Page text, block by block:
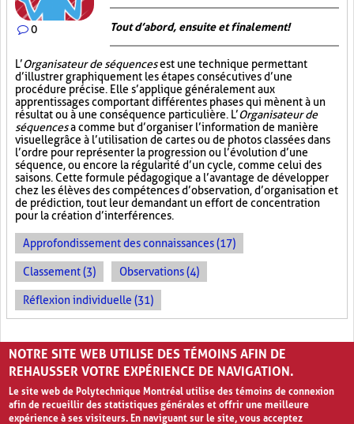
0 Tout d’abord, ensuite et finalement!
L’Organisateur de séquencesest une technique permettant
d’illustrer graphiquement les étapes consécutives d’une
procédure précise. Elle s’applique généralement aux
apprentissages comportant différentes phases qui mènent à un
résultat ou à une conséquence particulière. L’Organisateur de
séquencesa comme but d’organiser l’information de manière
visuellegrâce à l’utilisation de cartes ou de photos classées dans
l’ordre pour représenter la progression ou l’évolution d’une
séquence, ou encore la régularité d’un cycle, comme celui des
saisons. Cette formule pédagogique a l’avantage de développer
chez les élèves des compétences d’observation, d’organisation et
de prédiction, tout leur demandant un effort de concentration
pour la création d’interférences.
Approfondissement des connaissances (17)
Classement (3) Observations (4)
Réflexion individuelle (31)
PAGES
1 2 › »
NOTRE SITE WEB UTILISE DES TÉMOINS AFIN DE
REHAUSSER VOTRE EXPÉRIENCE DE NAVIGATION.
Le site web de Polytechnique Montréal utilise des témoins de connexion
afin de recueillir des statistiques générales et offrir une meilleure
expérience à ses visiteurs. En naviguant sur le site, vous acceptez